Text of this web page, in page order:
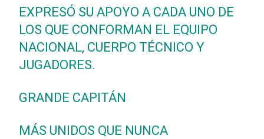
EXPRESÓ SU APOYO A CADA UNO DE
LOS QUE CONFORMAN EL EQUIPO
NACIONAL, CUERPO TÉCNICO Y
JUGADORES.
GRANDE CAPITÁN
MÁS UNIDOS QUE NUNCA